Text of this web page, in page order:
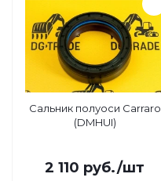
Сальник полуоси Carraro
(DMHUI)
2 110 руб./шт